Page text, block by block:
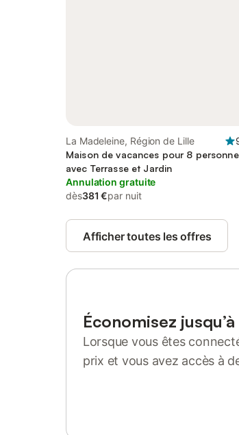
La Madeleine, Région de Lille
Maison de vacances pour 8
avec Terrasse et Jardin
Annulation gratuite
dès381 €par nuit
Afficher toutes les offres
Économisez
Lorsque vous êtes
prix et vous avez accès à